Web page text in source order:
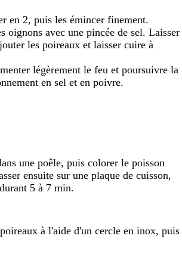
en 2, puis les émincer finement.
oignons avec une pincée de sel. Laisser
les poireaux et laisser cuire à
légèrement le feu et poursuivre la
en sel et en poivre.
une poêle, puis colorer le poisson
ensuite sur une plaque de cuisson,
5 à 7 min.
à l'aide d'un cercle en inox, puis